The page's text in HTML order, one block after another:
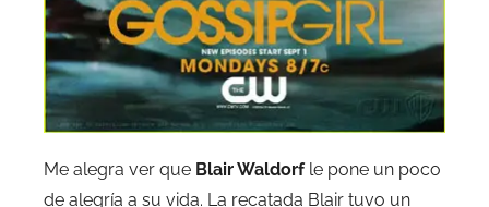
Me alegra ver que Blair Waldorfle pone un poco
de alegría a su vida. La recatada Blair tuvo un